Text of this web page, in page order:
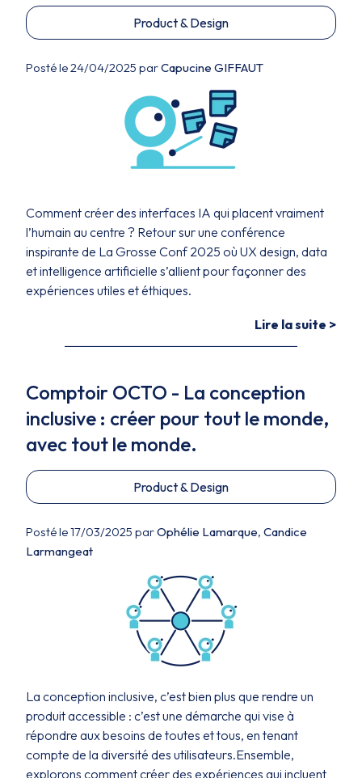
Product & Design
Posté le 24/04/2025 parCapucine GIFFAUT
Comment créer des interfaces IA qui placent vraiment
l’humain au centre ? Retour sur une conférence
inspirante de La Grosse Conf 2025 où UX design, data
et intelligence artificielle s’allient pour façonner des
expériences utiles et éthiques.
Lire la suite >
Comptoir OCTO - La conception
inclusive : créer pour tout le monde,
avec tout le monde.
Product & Design
Posté le 17/03/2025 parOphélie Lamarque, Candice
Larmangeat
La conception inclusive, c’est bien plus que rendre un
produit accessible : c’est une démarche qui vise à
répondre aux besoins de toutes et tous, en tenant
compte de la diversité des utilisateurs.Ensemble,
explorons comment créer des expériences qui incluent